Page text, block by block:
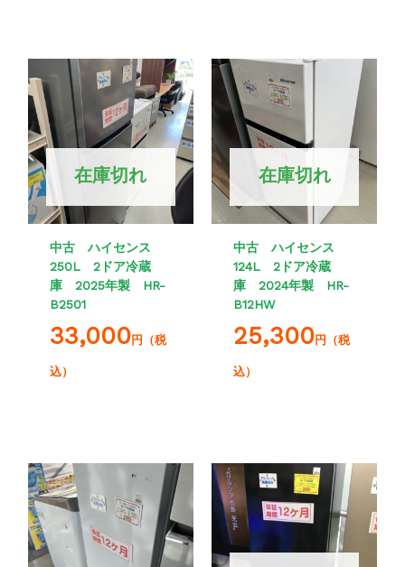
在庫切れ
中古 ハイセンス
250L 2ドア冷蔵
庫 2025年製 HR-
B2501
33,000円（税
込）
在庫切れ
中古 ハイセンス
124L 2ドア冷蔵
庫 2024年製 HR-
B12HW
25,300円（税
込）